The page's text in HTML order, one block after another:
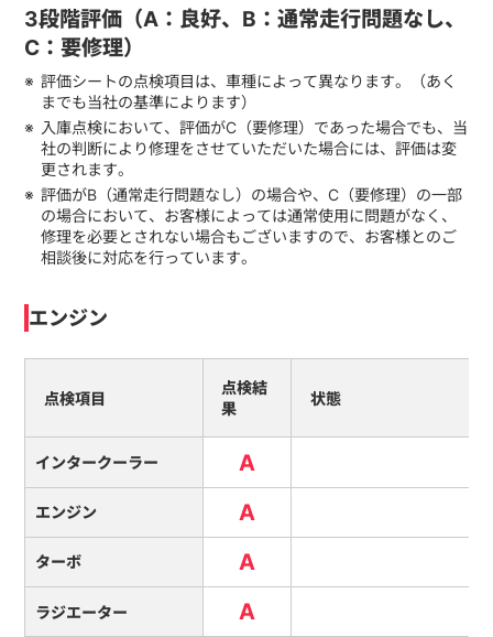
3段階評価（A：良好、B：通常走行問題なし、
C：要修理）
評価シートの点検項目は、車種によって異なります。（あく
までも当社の基準によります）
入庫点検において、評価がC（要修理）であった場合でも、当
社の判断により修理をさせていただいた場合には、評価は変
更されます。
評価がB（通常走行問題なし）の場合や、C（要修理）の一部
の場合において、お客様によっては通常使用に問題がなく、
修理を必要とされない場合もございますので、お客様とのご
相談後に対応を行っています。
エンジン
点検項目
点検結
果
状態
インタークーラー A
エンジン A
ターボ A
ラジエーター A